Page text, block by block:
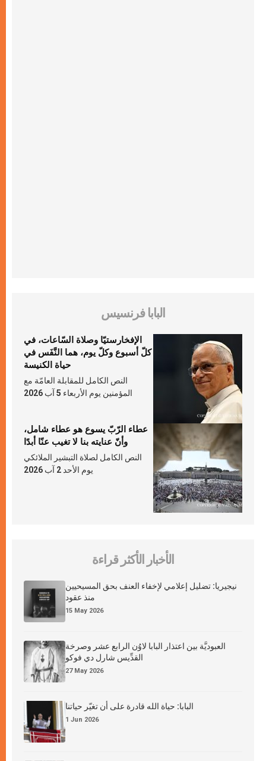
البابا فرنسيس
الإفخارستيّا وصلاة السّاعات، في
كلّ أسبوع وكلّ يوم، هما النَّفَس في
حياة الكنيسة
النص الكامل للمقابلة العامّة مع
المؤمنين يوم الأربعاء 5 آب 2026
عطاء الرّبّ يسوع هو عطاء شامل،
وأنّ عنايته بنا لا تغيب عنّا أبدًا
النص الكامل لصلاة التبشير الملائكي
يوم الأحد 2 آب 2026
الأخبار الأكثر قراءة
نيجيريا: تضليل إعلامي لإخفاء العنف بحق المسيحيين
منذ عقود
15 May 2026
العبوديَّة بين اعتذار البابا لاوُن الرابع عشر وصرخة
القدِّيس شارل دي فوكو
27 May 2026
البابا: حياة الله قادرة على أن تغيّر حياتنا
1 Jun 2026